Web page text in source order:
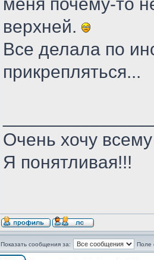
верхней.
Все делала по
прикрепляться...
Очень хочу
Я понятливая!!!
Показать сообщения за: Поле